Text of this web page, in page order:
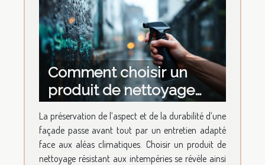
Comment choisir un
produit de nettoyage
pour façades résistant
aux intempéries ?
La préservation de l’aspect et de la durabilité d’une
façade passe avant tout par un entretien adapté
face aux aléas climatiques. Choisir un produit de
nettoyage résistant aux intempéries se révèle ainsi